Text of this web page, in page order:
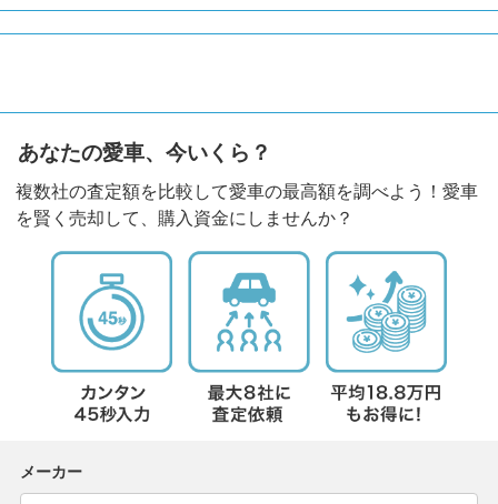
あなたの愛車、今いくら？
複数社の査定額を比較して愛車の最高額を調べよう！愛車
を賢く売却して、購入資金にしませんか？
メーカー